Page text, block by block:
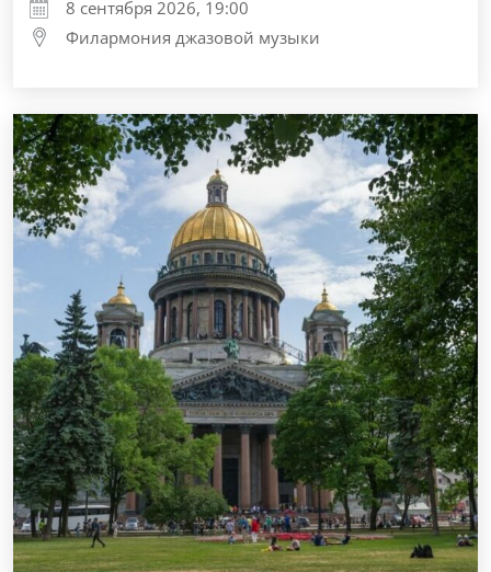
8 сентября 2026, 19:00
Филармония джазовой музыки